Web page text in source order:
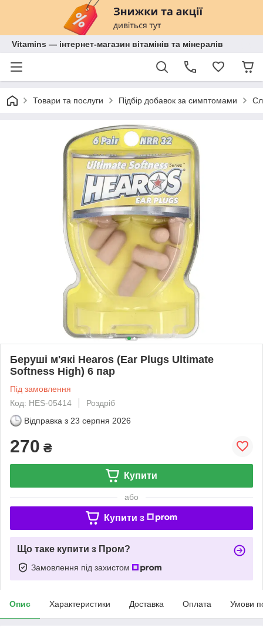
Vitamins — інтернет-магазин вітамінів та мінералів
Товари та послуги Підбір добавок за симптомами
Беруші м'які Hearos (Ear Plugs Ultimate
Softness High) 6 пар
Під замовлення
Код: HES-05414
Роздріб
Відправка з 23 серпня 2026
270 ₴
Купити
або
Купити з
Що таке купити з Пром?
Замовлення під захистом
Опис Характеристики Доставка Оплата Умови